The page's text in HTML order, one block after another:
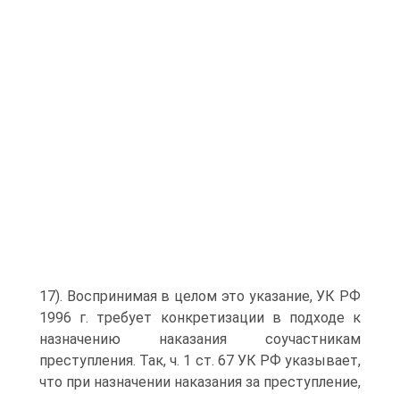
17). Воспринимая в целом это указание, УК РФ
1996 г. требует конкретизации в подходе к
назначению наказания соучастникам
преступления. Так, ч. 1 ст. 67 УК РФ указывает,
что при назначении наказания за преступление,